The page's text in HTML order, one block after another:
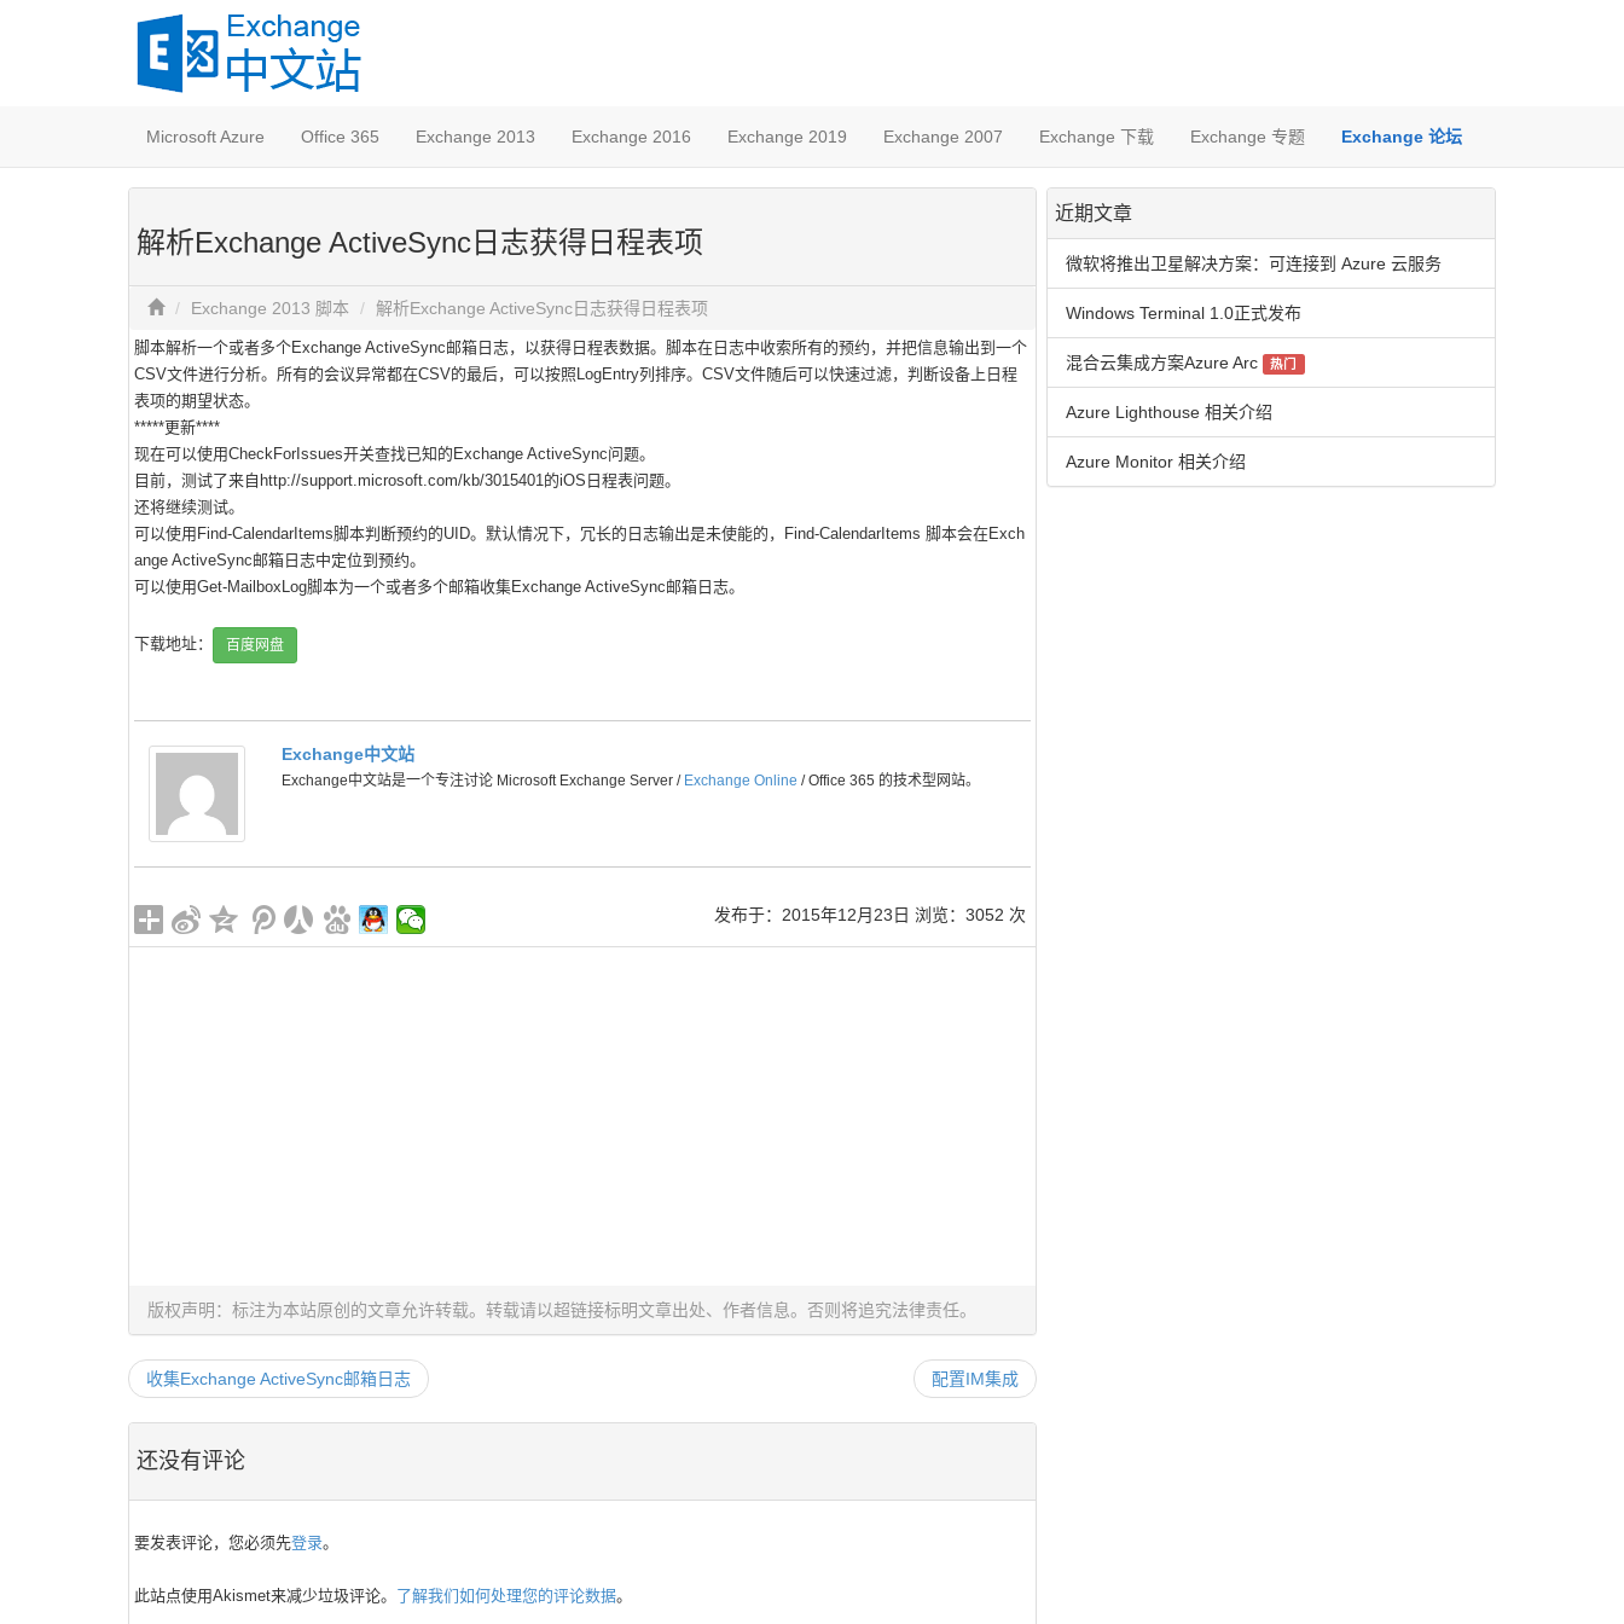
Microsoft Azure Office 365 Exchange 2013 Exchange 2016 Exchange 2019 Exchange 2007 Exchange 下载 Exchange 专题 Exchange 论坛
解析Exchange ActiveSync日志获得日程表项
Exchange 2013 脚本 解析Exchange ActiveSync日志获得日程表项
脚本解析一个或者多个Exchange ActiveSync邮箱日志，以获得日程表数据。脚本在日志中收索所有的预约，并把信息输出到一个
CSV文件进行分析。所有的会议异常都在CSV的最后，可以按照LogEntry列排序。CSV文件随后可以快速过滤，判断设备上日程
表项的期望状态。
*****更新****
现在可以使用CheckForIssues开关查找已知的Exchange ActiveSync问题。
目前，测试了来自http://support.microsoft.com/kb/3015401的iOS日程表问题。
还将继续测试。
可以使用Find-CalendarItems脚本判断预约的UID。默认情况下，冗长的日志输出是未使能的，Find-CalendarItems 脚本会在Exch
ange ActiveSync邮箱日志中定位到预约。
可以使用Get-MailboxLog脚本为一个或者多个邮箱收集Exchange ActiveSync邮箱日志。
下载地址： 百度网盘
Exchange中文站
Exchange中文站是一个专注讨论 Microsoft Exchange Server / Exchange Online / Office 365 的技术型网站。
发布于： 2015年12月23日 浏览：3052 次
版权声明：标注为本站原创的文章允许转载。转载请以超链接标明文章出处、作者信息。否则将追究法律责任。
收集Exchange ActiveSync邮箱日志 配置IM集成
还没有评论
要发表评论，您必须先登录。
此站点使用Akismet来减少垃圾评论。 了解我们如何处理您的评论数据。
近期文章
微软将推出卫星解决方案：可连接到 Azure 云服务
Windows Terminal 1.0正式发布
混合云集成方案Azure Arc 热门
Azure Lighthouse 相关介绍
Azure Monitor 相关介绍